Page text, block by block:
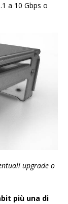
a 10 Gbps o
upgrade o
più una di